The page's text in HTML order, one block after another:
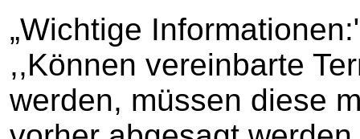
„Wichtige
,,Können vereinbarte
werden, müssen diese